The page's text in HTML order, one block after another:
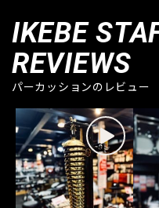
IKEBE
REVIEWS
パーカッションのレビュー